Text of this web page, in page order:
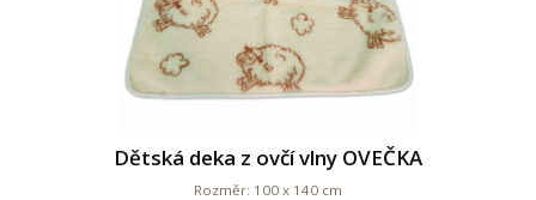
Dětská deka z ovčí vlny OVEČKA
Rozměr: 100 x 140 cm